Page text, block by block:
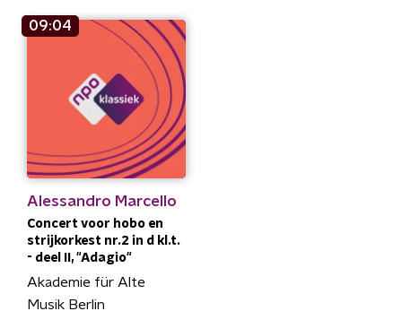
09:04
Alessandro Marcello
Concert voor hobo en
strijkorkest nr.2 in d kl.t.
- deel II, "Adagio"
Akademie für Alte
Musik Berlin